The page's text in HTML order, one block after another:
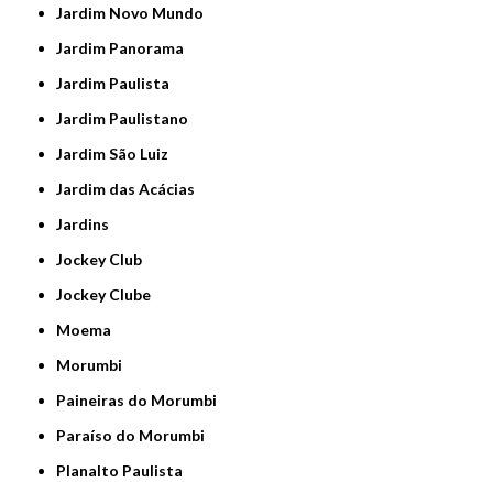
Jardim Novo Mundo
Jardim Panorama
Jardim Paulista
Jardim Paulistano
Jardim São Luiz
Jardim das Acácias
Jardins
Jockey Club
Jockey Clube
Moema
Morumbi
Paineiras do Morumbi
Paraíso do Morumbi
Planalto Paulista